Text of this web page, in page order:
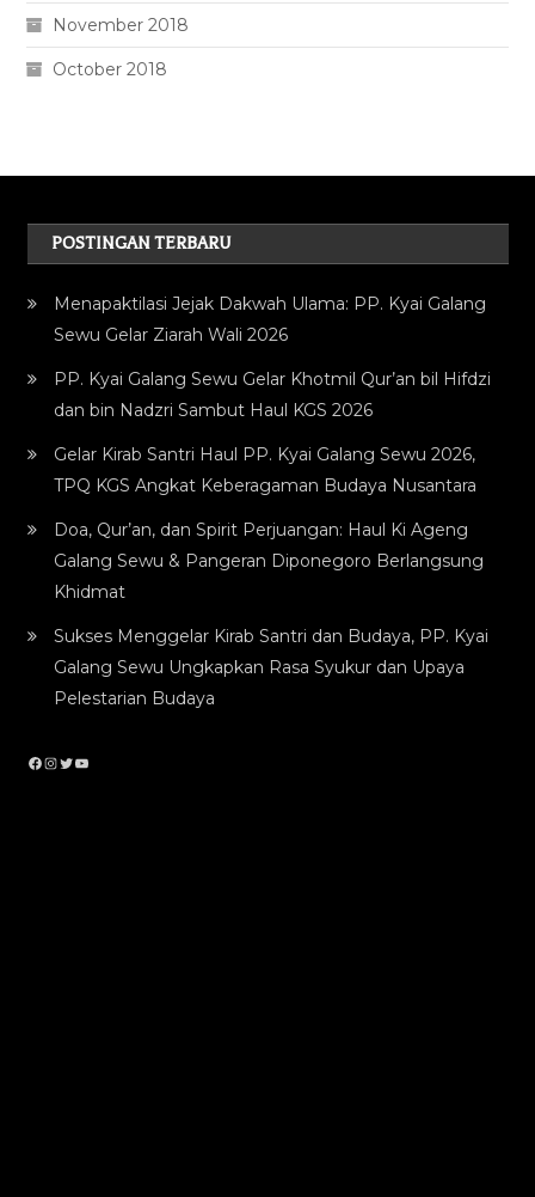
November 2018
October 2018
POSTINGAN TERBARU
Menapaktilasi Jejak Dakwah Ulama: PP. Kyai Galang
Sewu Gelar Ziarah Wali 2026
PP. Kyai Galang Sewu Gelar Khotmil Qur’an bil Hifdzi
dan bin Nadzri Sambut Haul KGS 2026
Gelar Kirab Santri Haul PP. Kyai Galang Sewu 2026,
TPQ KGS Angkat Keberagaman Budaya Nusantara
Doa, Qur’an, dan Spirit Perjuangan: Haul Ki Ageng
Galang Sewu & Pangeran Diponegoro Berlangsung
Khidmat
Sukses Menggelar Kirab Santri dan Budaya, PP. Kyai
Galang Sewu Ungkapkan Rasa Syukur dan Upaya
Pelestarian Budaya
Facebook
Instagram
Twitter
YouTube